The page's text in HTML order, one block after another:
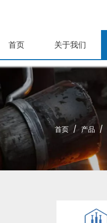
首页 关于我们
首页 / 产品 /